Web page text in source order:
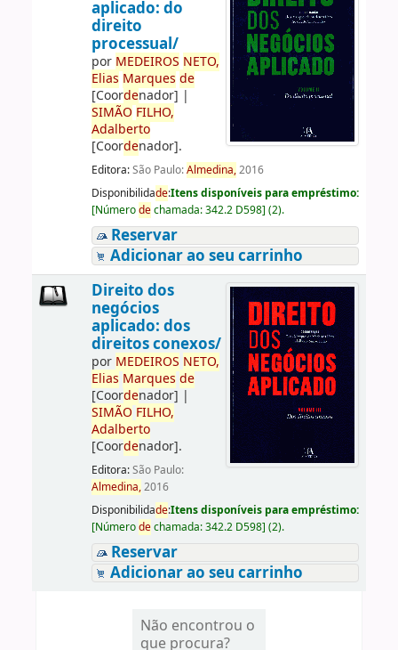
aplicado: do
direito
processual/
por MEDEIROS NETO,
Elias Marques de
[Coordenador] |
SIMÃO FILHO,
Adalberto
[Coordenador].
Editora:São Paulo:Almedina,2016
Disponibilidade:Itens disponíveis para empréstimo:
[Númerodechamada:342.2 D598] (2).
Reservar
Adicionar ao seu carrinho
Direito dos
negócios
aplicado: dos
direitos conexos/
por MEDEIROS NETO,
Elias Marques de
[Coordenador] |
SIMÃO FILHO,
Adalberto
[Coordenador].
Editora:São Paulo:
Almedina,2016
Disponibilidade:Itens disponíveis para empréstimo:
[Númerodechamada:342.2 D598] (2).
Reservar
Adicionar ao seu carrinho
Não encontrou o
que procura?